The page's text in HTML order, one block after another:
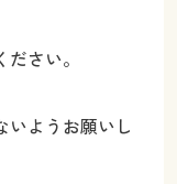
さい。
いようお願いし